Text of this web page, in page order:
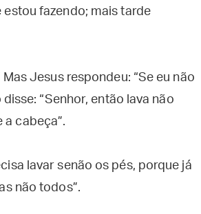
estou fazendo; mais tarde
Jesus respondeu: “Se eu não
“Senhor, então lava não
a cabeça”.
lavar senão os pés, porque já
não todos”.